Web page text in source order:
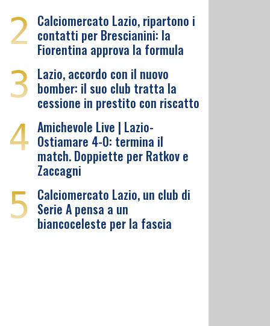
2 Calciomercato Lazio, ripartono i
contatti per Brescianini: la
Fiorentina approva la formula
3 Lazio, accordo con il nuovo
bomber: il suo club tratta la
cessione in prestito con riscatto
4 Amichevole Live | Lazio-
Ostiamare 4-0: termina il
match. Doppiette per Ratkov e
Zaccagni
5 Calciomercato Lazio, un club di
Serie A pensa a un
biancoceleste per la fascia